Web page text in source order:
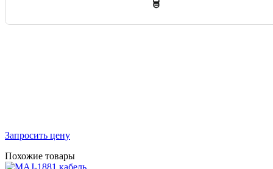
Запросить цену
Похожие товары